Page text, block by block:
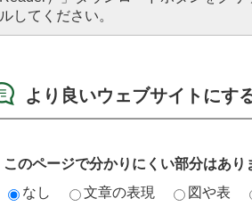
ルしてください。
より良いウェブサイトにす
このページで分かりにくい部分はあり
なし
文章の表現 図や表